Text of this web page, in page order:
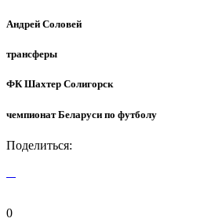
Андрей Соловей
трансферы
ФК Шахтер Солигорск
чемпионат Беларуси по футболу
Поделиться:
0